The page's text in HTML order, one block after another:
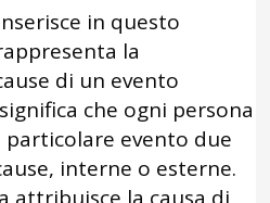
in questo
la
di un evento
che ogni persona
evento due
interne o esterne.